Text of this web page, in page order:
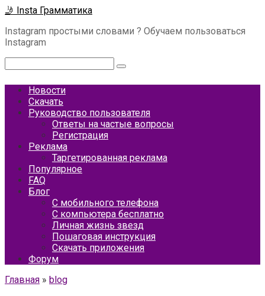
Перейти
контенту
🤳 Insta Грамматика
Instagram простыми словами ? Обучаем пользоваться
Instagram
Новости
Скачать
Руководство пользователя
Ответы на частые вопросы
Регистрация
Реклама
Таргетированная реклама
Популярное
FAQ
Блог
С мобильного телефона
С компьютера бесплатно
Личная жизнь звезд
Пошаговая инструкция
Скачать приложения
Форум
Главная » blog